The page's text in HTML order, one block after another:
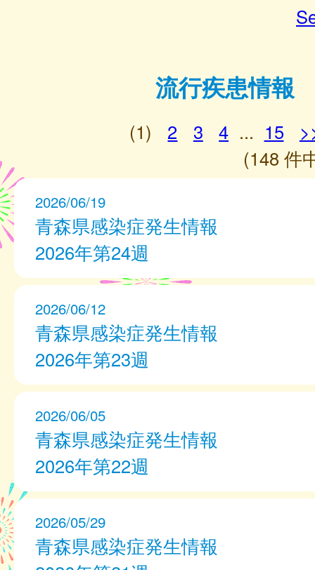
流行疾患情報
(1) 2 3 4 ... 15
(148 件
2026/06/19
青森県感染症発生情報
2026年第24週
2026/06/12
青森県感染症発生情報
2026年第23週
2026/06/05
青森県感染症発生情報
2026年第22週
2026/05/29
青森県感染症発生情報